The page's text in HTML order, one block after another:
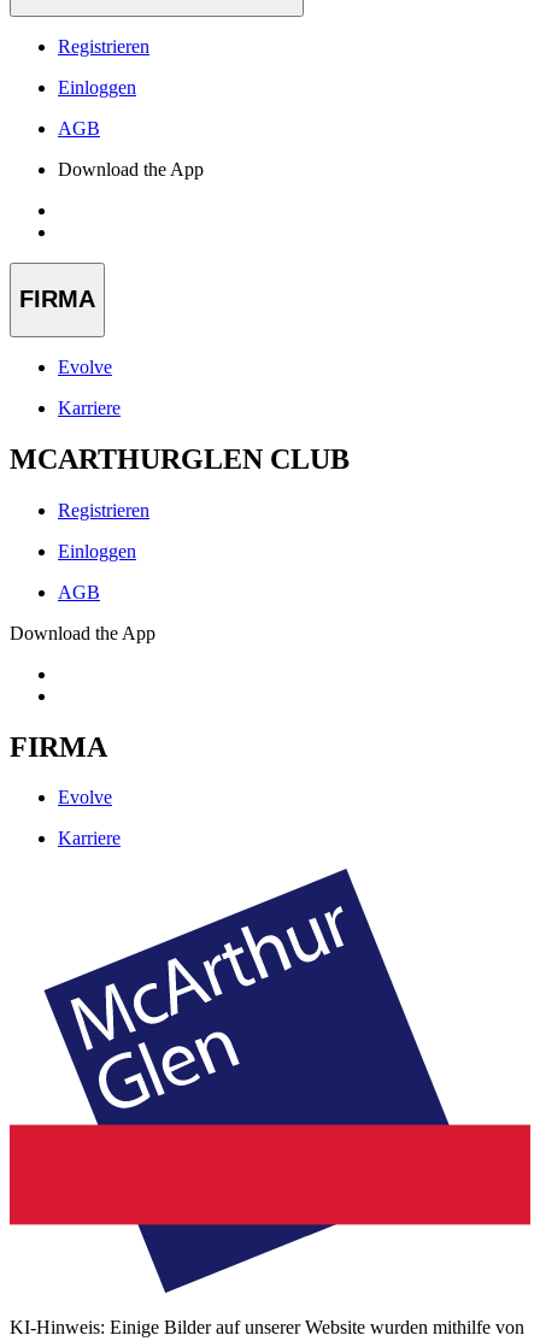
Registrieren
Einloggen
AGB
Download the App
FIRMA
Evolve
Karriere
MCARTHURGLEN CLUB
Registrieren
Einloggen
AGB
Download the App
FIRMA
Evolve
Karriere
KI-Hinweis: Einige Bilder auf unserer Website wurden mithilfe von